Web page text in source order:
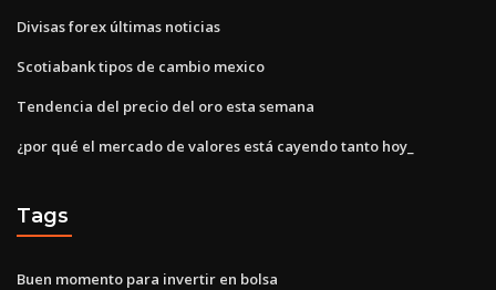
Divisas forex últimas noticias
Scotiabank tipos de cambio mexico
Tendencia del precio del oro esta semana
¿por qué el mercado de valores está cayendo tanto hoy_
Tags
Buen momento para invertir en bolsa